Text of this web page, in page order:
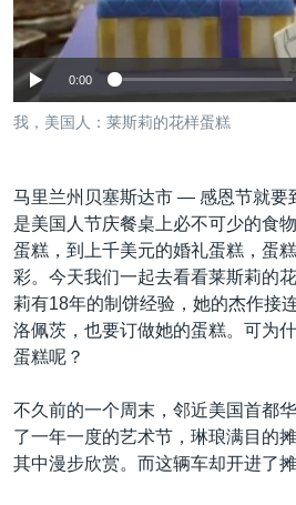
到
检
索
非洲
美洲
全球议题
军事
劳工
环境
国会报道
美中关系
美国建国250周年
重要讲话与声明
台海两岸关系
南中国海争端
关注西藏
GEN Z 看美国
VOA今日焦点
中文广播
关注我们
其他语言网站
0:00
我，美国人：莱斯莉的花样蛋糕
马里兰州贝塞斯达市 — 感恩节就要
是美国人节庆餐桌上必不可少的食
蛋糕，到上千美元的婚礼蛋糕，蛋
彩。今天我们一起去看看莱斯莉的
莉有18年的制饼经验，她的杰作接
洛佩茨，也要订做她的蛋糕。可为
蛋糕呢？
不久前的一个周末，邻近美国首都
了一年一度的艺术节，琳琅满目的
其中漫步欣赏。而这辆车却开进了摊